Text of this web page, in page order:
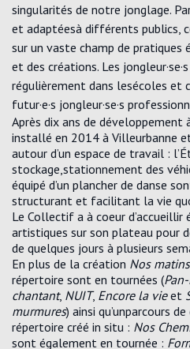
singularités de notre jonglage.
et adaptéesà différents publics,
sur un vaste champ de pratiques
et des créations. Les
régulièrement dans lesécoles et
futur·e·s jongleur·se·s
Après dix ans de développement
installé en 2014 à Villeurbanne
autour d’un espace de travail :
stockage,stationnement des
équipé d’un plancher de danse
structurant et facilitant la vie
Le Collectif a à coeur d’accueillir
artistiques sur son plateau pour
de quelques jours à plusieurs
En plus de la création Nos
répertoire sont en tournées (
chantant, NUIT, Encore la vieet
murmures) ainsi qu’unparcours
répertoire créé in situ : Nos
sont également en tournée :